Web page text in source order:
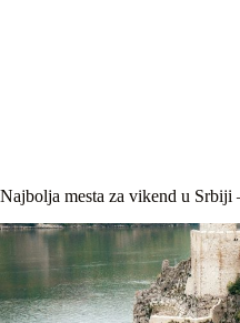
Najbolja mesta za vikend u Srbiji